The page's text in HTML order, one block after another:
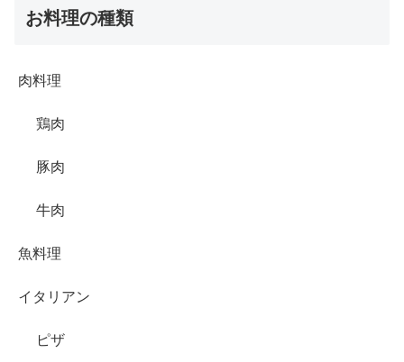
お料理の種類
肉料理
鶏肉
豚肉
牛肉
魚料理
イタリアン
ピザ